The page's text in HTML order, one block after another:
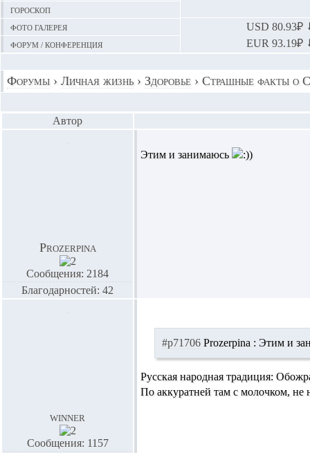
Гороскоп
Фото галерея
Форум / конференция
USD 80.93₽
EUR 93.19₽
Форумы › Личная жизнь › Здоровье › Страшные факты о
Автор
Prozerpina
Сообщения: 2184
Благодарностей: 42
Этим и занимаюсь
winner
Сообщения: 1157
#p71706 Prozerpina : Этим и
Русская народная традиция:
По аккуратней там с молочком, не